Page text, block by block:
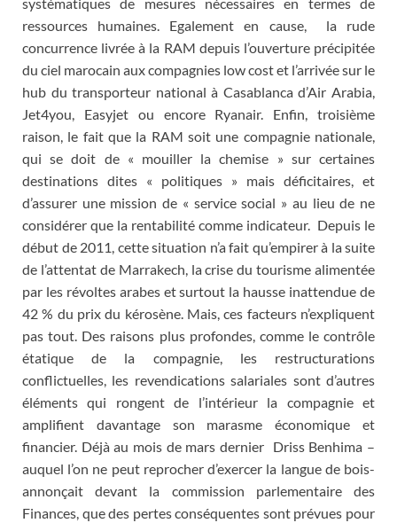
systématiques de mesures nécessaires en termes de
ressources humaines. Egalement en cause, la rude
concurrence livrée à la RAM depuis l’ouverture précipitée
du ciel marocain aux compagnies low cost et l’arrivée sur le
hub du transporteur national à Casablanca d’Air Arabia,
Jet4you, Easyjet ou encore Ryanair. Enfin, troisième
raison, le fait que la RAM soit une compagnie nationale,
qui se doit de « mouiller la chemise » sur certaines
destinations dites « politiques » mais déficitaires, et
d’assurer une mission de « service social » au lieu de ne
considérer que la rentabilité comme indicateur. Depuis le
début de 2011, cette situation n’a fait qu’empirer à la suite
de l’attentat de Marrakech, la crise du tourisme alimentée
par les révoltes arabes et surtout la hausse inattendue de
42 % du prix du kérosène. Mais, ces facteurs n’expliquent
pas tout. Des raisons plus profondes, comme le contrôle
étatique de la compagnie, les restructurations
conflictuelles, les revendications salariales sont d’autres
éléments qui rongent de l’intérieur la compagnie et
amplifient davantage son marasme économique et
financier. Déjà au mois de mars dernier Driss Benhima –
auquel l’on ne peut reprocher d’exercer la langue de bois-
annonçait devant la commission parlementaire des
Finances, que des pertes conséquentes sont prévues pour